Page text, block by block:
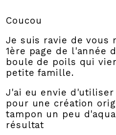
Coucou
Je suis ravie de vous
1ère page de l'année
boule de poils qui
petite famille.
J'ai eu envie
pour une création
tampon un peu
résultat